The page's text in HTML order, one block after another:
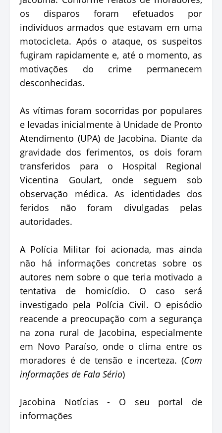
os disparos foram efetuados por
indivíduos armados que estavam em uma
motocicleta. Após o ataque, os suspeitos
fugiram rapidamente e, até o momento, as
motivações do crime permanecem
desconhecidas.
As vítimas foram socorridas por populares
e levadas inicialmente à Unidade de Pronto
Atendimento (UPA) de Jacobina. Diante da
gravidade dos ferimentos, os dois foram
transferidos para o Hospital Regional
Vicentina Goulart, onde seguem sob
observação médica. As identidades dos
feridos não foram divulgadas pelas
autoridades.
A Polícia Militar foi acionada, mas ainda
não há informações concretas sobre os
autores nem sobre o que teria motivado a
tentativa de homicídio. O caso será
investigado pela Polícia Civil. O episódio
reacende a preocupação com a segurança
na zona rural de Jacobina, especialmente
em Novo Paraíso, onde o clima entre os
moradores é de tensão e incerteza. (Com
informações de Fala Sério)
Jacobina Notícias - O seu portal de
informações